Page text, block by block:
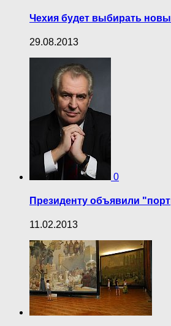
Чехия будет выбирать
29.08.2013
0
Президенту объявили
11.02.2013